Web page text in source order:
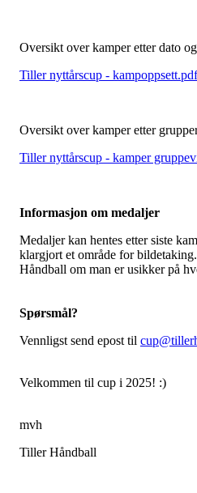
Oversikt over kamper etter dato
Tiller nyttårscup - kampoppsett.pdf
Oversikt over kamper etter
Tiller nyttårscup - kamper
Informasjon om medaljer
Medaljer kan hentes etter siste
klargjort et område for
Håndball om man er usikker på
Spørsmål?
Vennligst send epost til
Velkommen til cup i 2025! :)
mvh
Tiller Håndball